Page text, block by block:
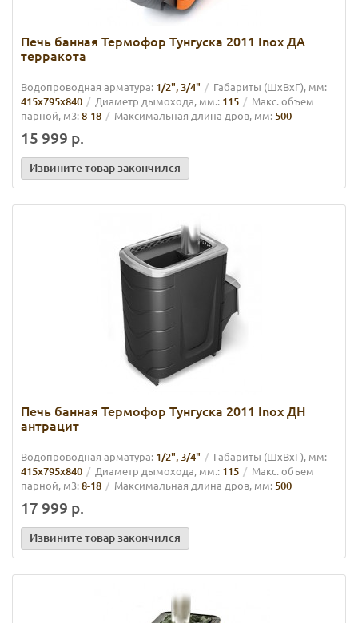
Печь банная Термофор Тунгуска 2011 Inox ДА
терракота
Водопроводная арматура: 1/2", 3/4" Габариты (ШхВхГ), мм:
415х795х840 Диаметр дымохода, мм.: 115
Макс. объем
парной, м3:8-18 Максимальная длина дров, мм:500
15 999 р.
Извините товар закончился
Печь банная Термофор Тунгуска 2011 Inox ДН
антрацит
Водопроводная арматура: 1/2", 3/4" Габариты (ШхВхГ), мм:
415х795х840 Диаметр дымохода, мм.: 115
Макс. объем
парной, м3:8-18 Максимальная длина дров, мм:500
17 999 р.
Извините товар закончился